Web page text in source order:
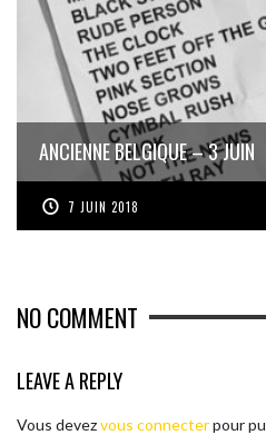
ANCIENNE BELGIQUE – 3 JUIN
7 JUIN 2018
NO COMMENT
LEAVE A REPLY
Vous devezvous connecterpour